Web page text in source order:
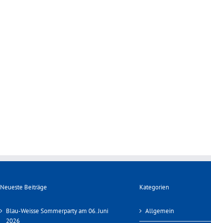
Neueste Beiträge
Blau-Weisse Sommerparty am 06. Juni
2026
Kategorien
Allgemein